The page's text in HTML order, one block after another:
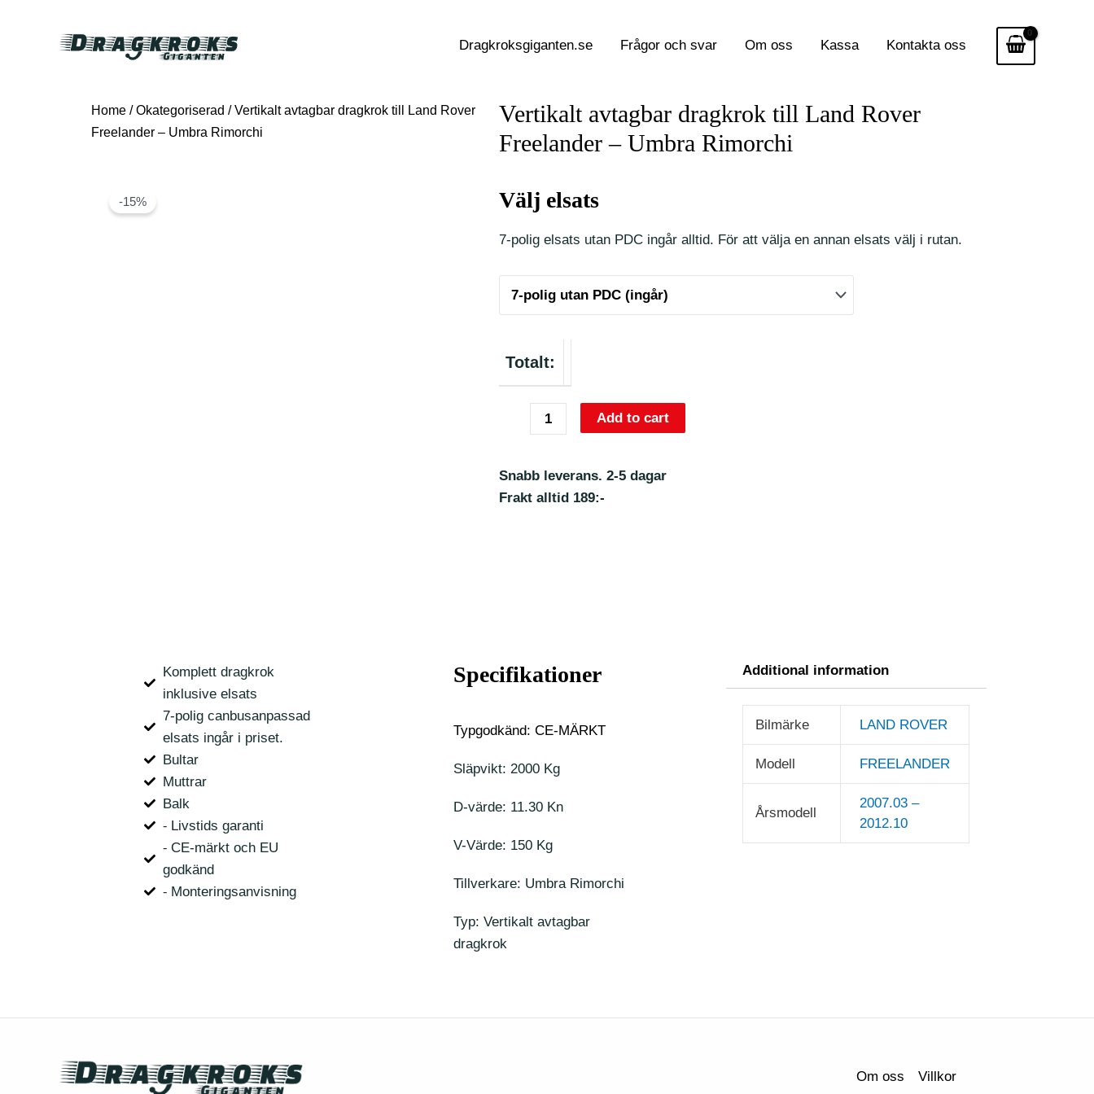
Dragkroksgiganten.se Frågor och svar Om oss Kassa Kontakta oss
Home /Okategoriserad / Vertikalt avtagbar dragkrok till Land Rover
Freelander – Umbra Rimorchi
-15%
Vertikalt avtagbar dragkrok till Land Rover
Freelander – Umbra Rimorchi
Välj elsats
7-polig elsats utan PDC ingår alltid. För att välja en annan elsats välj i rutan.
Totalt:
Add to cart
Snabb leverans. 2-5 dagar
Frakt alltid 189:-
Komplett dragkrok
inklusive elsats
7-polig canbusanpassad
elsats ingår i priset.
Bultar
Muttrar
Balk
⁃ Livstids garanti
⁃ CE-märkt och EU
godkänd
⁃ Monteringsanvisning
Specifikationer
Typgodkänd: CE-MÄRKT
Släpvikt: 2000 Kg
D-värde: 11.30 Kn
V-Värde: 150 Kg
Tillverkare: Umbra Rimorchi
Typ: Vertikalt avtagbar
dragkrok
Additional information
Bilmärke LAND ROVER
Modell FREELANDER
Årsmodell
2007.03 –
2012.10
Om oss Villkor